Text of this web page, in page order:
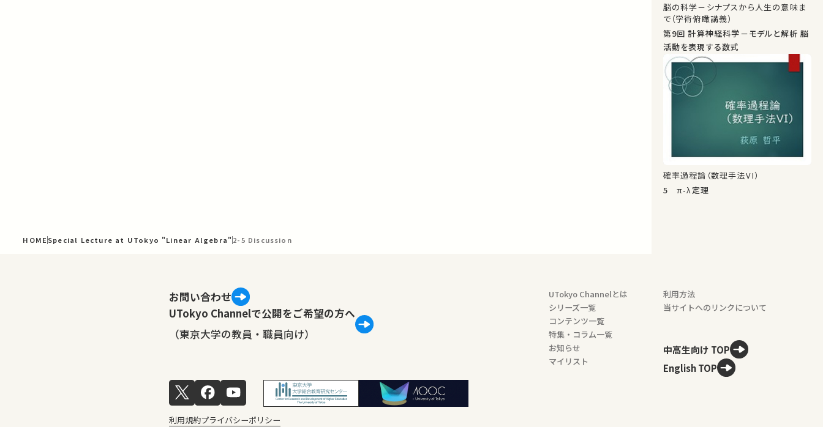
HOMESpecial Lecture at UTokyo "Linear Algebra" 2-5 Discussion
脳の科学－シナプスから人生の意味ま
で（学術俯瞰講義）
第9回 計算神経科学－モデルと解析 脳
活動を表現する数式
確率過程論（数理手法VI）
5 π-λ定理
お問い合わせ
UTokyo Channelで公開をご希望の方へ
（東京大学の教員・職員向け）
UTokyo Channelとは
シリーズ一覧
コンテンツ一覧
特集・コラム一覧
お知らせ
マイリスト
利用方法
当サイトへのリンクについて
中高生向け TOP
English TOP
利用規約プライバシーポリシー